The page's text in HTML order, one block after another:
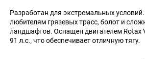
Разработан для экстремальных
любителям грязевых трасс, болот и
ландшафтов. Оснащен двигателем
91 л.с., что обеспечивает отличную тягу.